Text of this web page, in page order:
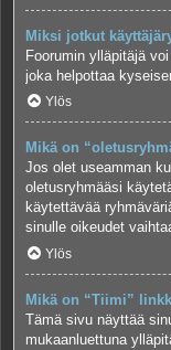
Miksi jotkut
Foorumin ylläpitäjä
joka helpottaa
Ylös
Mikä on
Jos olet useamman
oletusryhmääsi
käytettävää
sinulle oikeudet
Ylös
Mikä on “Tiimi”
Tämä sivu näyttää
mukaanluettuna